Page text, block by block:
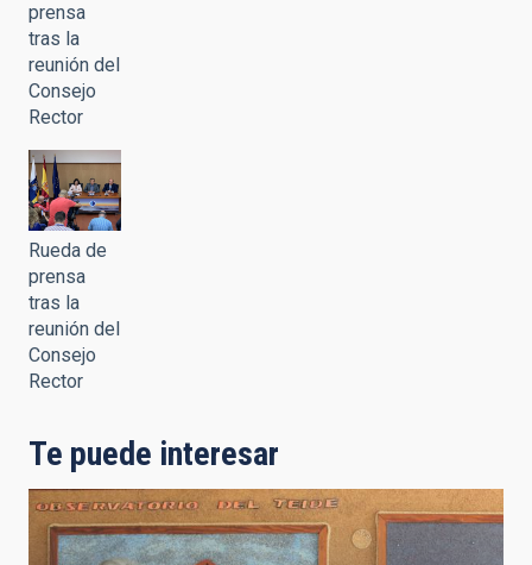
prensa
tras la
reunión del
Consejo
Rector
Rueda de
prensa
tras la
reunión del
Consejo
Rector
Te puede interesar